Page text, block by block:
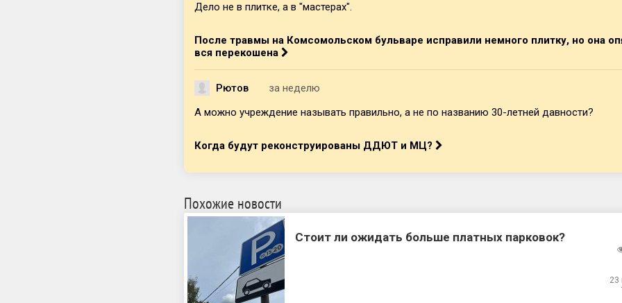
Дело не в плитке, а в "мастерах".
После травмы на Комсомольском бульваре исправили немного плитку, но она
вся перекошена
Рютов за неделю
А можно учреждение называть правильно, а не по названию 30-летней давности?
Когда будут реконструированы ДДЮТ и МЦ?
Похожие новости
Стоит ли ожидать больше платных парковок?
23